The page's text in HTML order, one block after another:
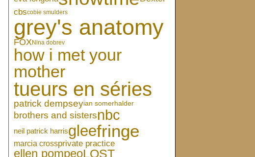
cbscobie smulders
grey's anatomy
FOXNina dobrev
how i met your
mother
tueurs en séries
patrick dempseyian somerhalder
brothers and sistersnbc
neil patrick harrisgleefringe
marcia crossprivate practice
ellen pompeoLOST